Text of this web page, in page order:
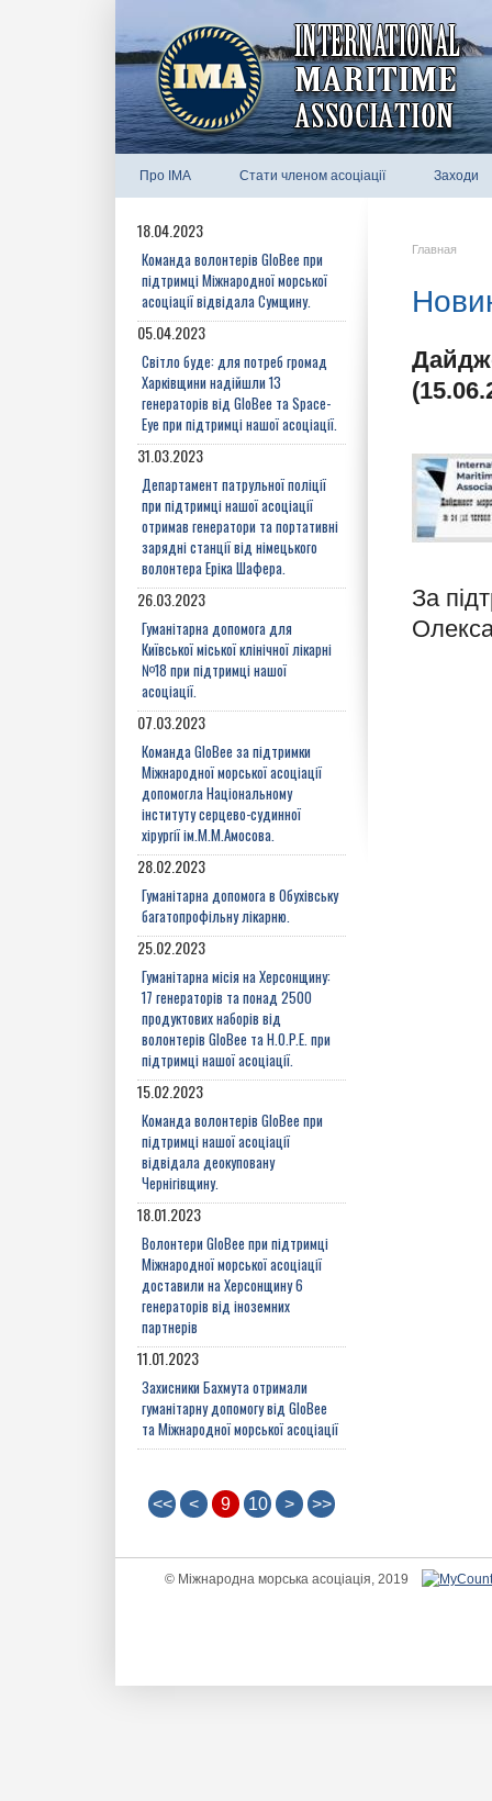
Про IMA Стати членом асоціації Заходи
18.04.2023
Команда волонтерів GloBee при
підтримці Міжнародної морської
асоціації відвідала Сумщину.
05.04.2023
Світло буде: для потреб громад
Харківщини надійшли 13
генераторів від GloBee та Space-
Eye при підтримці нашої асоціації.
31.03.2023
Департамент патрульної поліції
при підтримці нашої асоціації
отримав генератори та портативні
зарядні станції від німецького
волонтера Еріка Шафера.
26.03.2023
Гуманітарна допомога для
Київської міської клінічної лікарні
№18 при підтримці нашої
асоціації.
07.03.2023
Команда GloBee за підтримки
Міжнародної морської асоціації
допомогла Національному
інституту серцево-судинної
хірургії ім.М.М.Амосова.
28.02.2023
Гуманітарна допомога в Обухівську
багатопрофільну лікарню.
25.02.2023
Гуманітарна місія на Херсонщину:
17 генераторів та понад 2500
продуктових наборів від
волонтерів GloBee та H.O.P.E. при
підтримці нашої асоціації.
15.02.2023
Команда волонтерів GloBee при
підтримці нашої асоціації
відвідала деокуповану
Чернігівщину.
18.01.2023
Волонтери GloBee при підтримці
Міжнародної морської асоціації
доставили на Херсонщину 6
генераторів від іноземних
партнерів
11.01.2023
Захисники Бахмута отримали
гуманітарну допомогу від GloBee
та Міжнародної морської асоціації
<< < 9 10 > >>
Главная
За
© Міжнародна морська асоціація, 2019